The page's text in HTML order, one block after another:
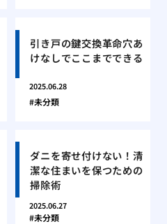
引き戸の鍵交換革命穴あ
けなしでここまでできる
2025.06.28
未分類
ダニを寄せ付けない！清
潔な住まいを保つための
掃除術
2025.06.27
未分類